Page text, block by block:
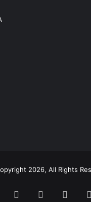
2026, All Rights
FacebookTwitter